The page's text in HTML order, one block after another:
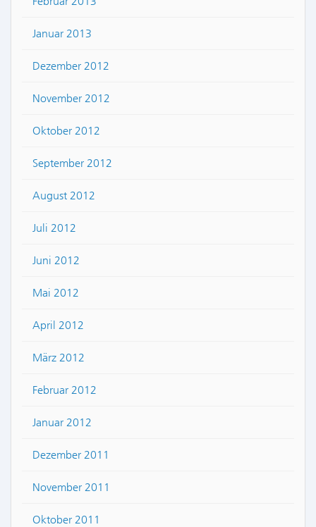
Januar 2013
Dezember 2012
November 2012
Oktober 2012
September 2012
August 2012
Juli 2012
Juni 2012
Mai 2012
April 2012
März 2012
Februar 2012
Januar 2012
Dezember 2011
November 2011
Oktober 2011